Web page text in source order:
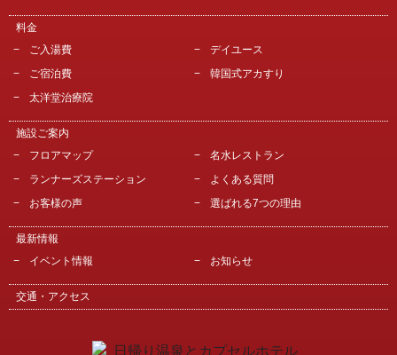
料金
ご入湯費
デイユース
ご宿泊費
韓国式アカすり
太洋堂治療院
施設ご案内
フロアマップ
名水レストラン
ランナーズステーション
よくある質問
お客様の声
選ばれる7つの理由
最新情報
イベント情報
お知らせ
交通・アクセス